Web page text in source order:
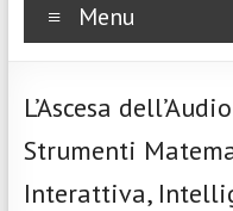
Menu
L’Ascesa
Strumenti
Interattiva,